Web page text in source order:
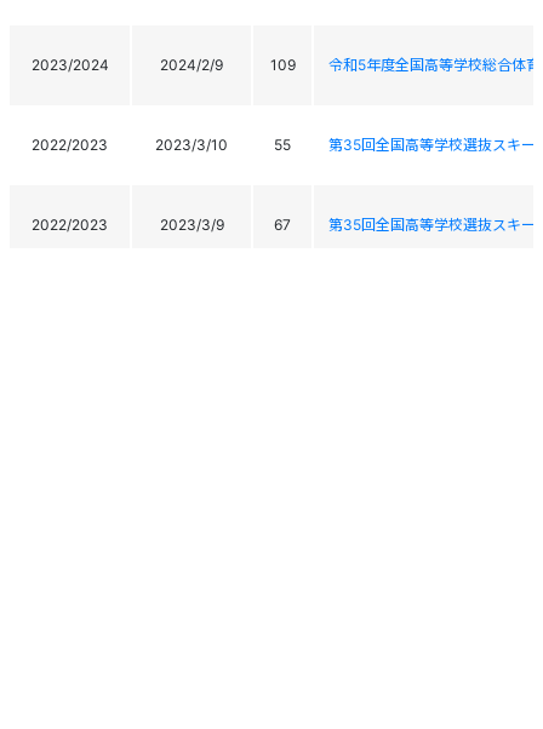
2023/2024 2024/2/9 109 令和5年度全国高等学校総合体
2022/2023 2023/3/10 55 第35回全国高等学校選抜スキー
2022/2023 2023/3/9 67 第35回全国高等学校選抜スキー